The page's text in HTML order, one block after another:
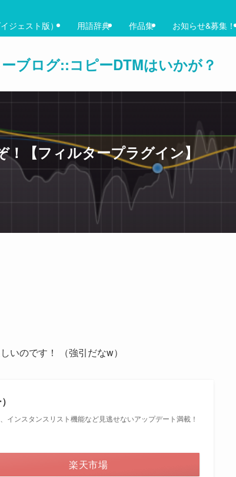
ブログ::コピーDTMはいかが？
ジェスト版） 用語辞典 作品集 お知らせ&募集！
！【フィルタープラグイン】
いのです！ （強引だなw）
インスタンスリスト機能など見逃せないアップデート満載！
楽天市場